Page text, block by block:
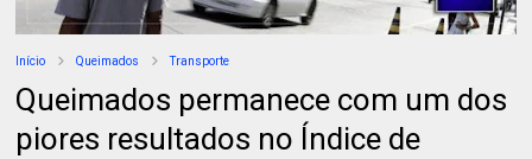
Início Queimados Transporte
Queimados permanece com um dos
piores resultados no Índice de